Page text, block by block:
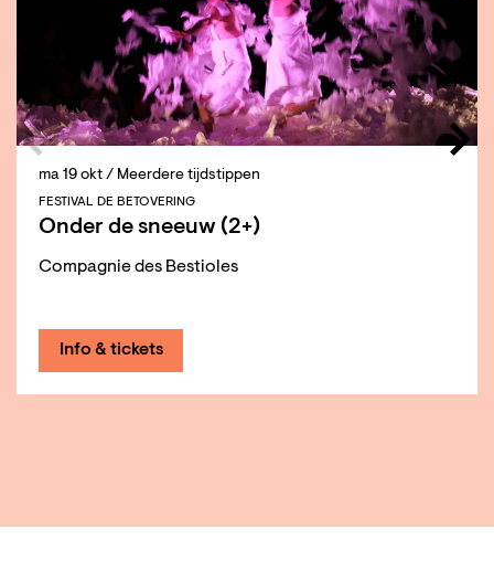
Onder de sneeuw (2+)
Compagnie des Bestioles
FESTIVAL DE BETOVERING
ma 19 okt / Meerdere tijdstippen
Info & tickets